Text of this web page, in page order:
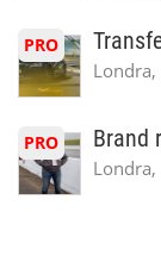
PRO
PRO Brand
Londra,